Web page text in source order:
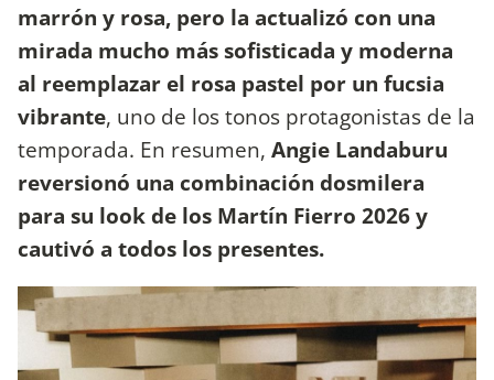
marrón y rosa, pero la actualizó con una
mirada mucho más sofisticada y moderna
al reemplazar el rosa pastel por un fucsia
vibrante, uno de los tonos protagonistas de la
temporada. En resumen, Angie Landaburu
reversionó una combinación dosmilera
para su look de los Martín Fierro 2026 y
cautivó a todos los presentes.